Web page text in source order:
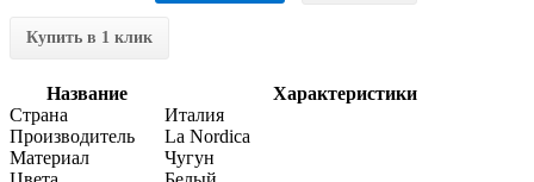
Купить в 1 клик
Название
Характеристики
Страна
Италия
Производитель
La Nordica
Материал
Чугун